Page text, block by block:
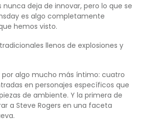
nunca deja de innovar, pero lo que se
es algo completamente
hemos visto.
llenos de explosiones y
por algo mucho más íntimo: cuatro
en personajes específicos que
de ambiente. Y la primera de
a Steve Rogers en una faceta